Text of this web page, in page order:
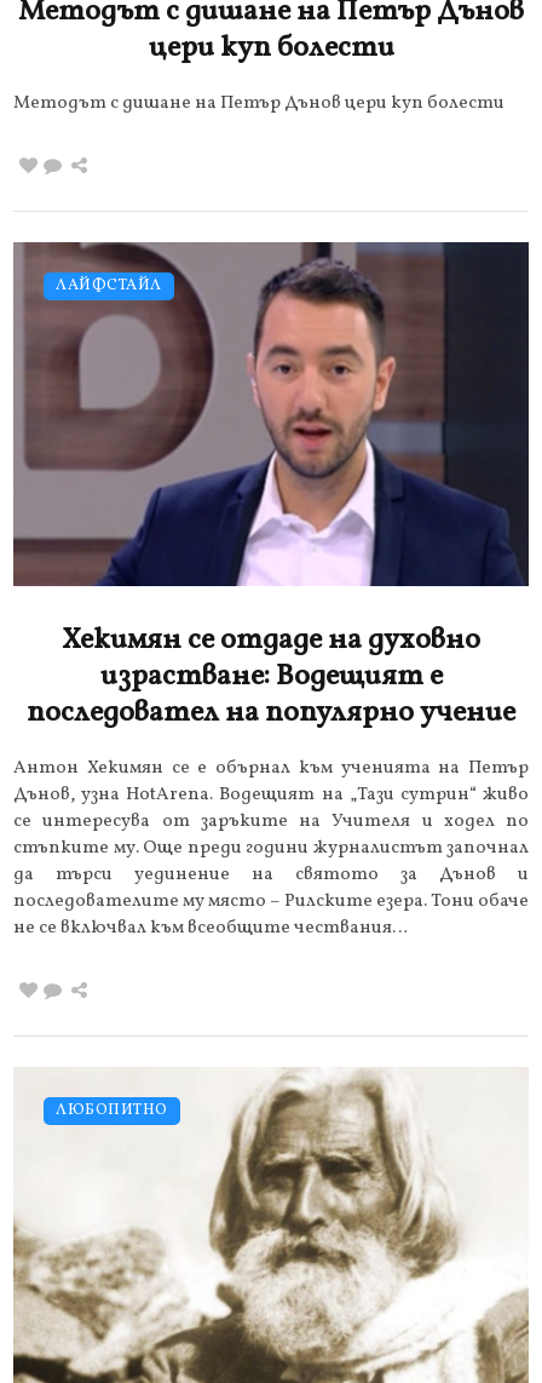
Методът с дишане на Петър Дънов
цери куп болести
Методът с дишане на Петър Дънов цери куп болести
ЛАЙФСТАЙЛ
Хекимян се отдаде на духовно
израстване: Водещият е
последовател на популярно учение
Антон Хекимян се е обърнал към ученията на Петър
Дънов, узна HotArena. Водещият на „Тази сутрин“ живо
се интересува от заръките на Учителя и ходел по
стъпките му. Още преди години журналистът започнал
да търси уединение на святото за Дънов и
последователите му място – Рилските езера. Тони обаче
не се включвал към всеобщите чествания…
ЛЮБОПИТНО